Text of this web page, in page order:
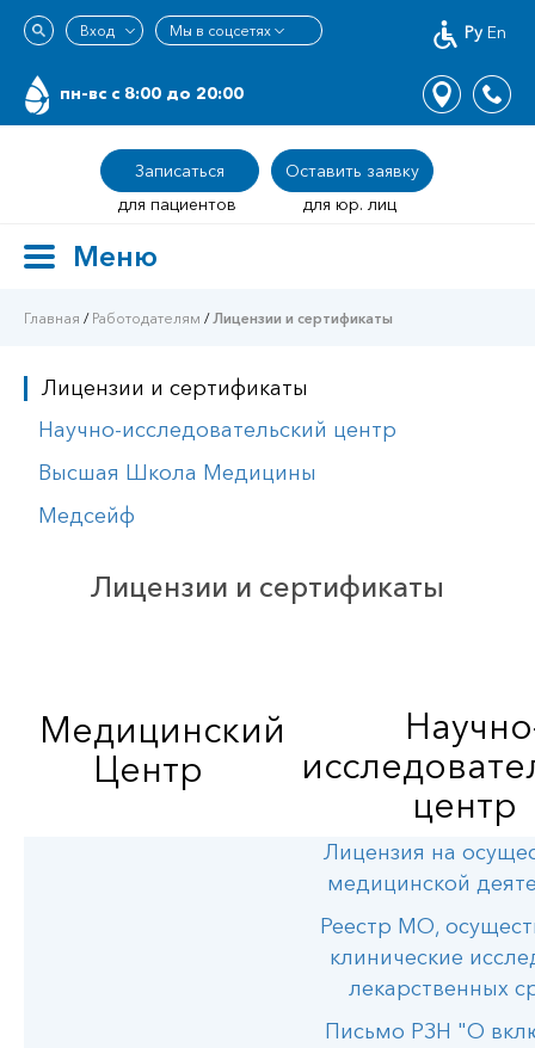
Ру En
пн-вс c 8:00 до 20:00
Записаться
Оставить заявку
для пациентов
для юр. лиц
ToggleМеню
Главная / Работодателям /Лицензии и сертификаты
Лицензии и сертификаты
Научно-исследовательский центр
Высшая Школа Медицины
Медсейф
Лицензии и сертификаты
Медицинский
Центр
центр
Лицензия на
медицинской
Реестр МО,
клинические
лекарственных
Письмо РЗН "О